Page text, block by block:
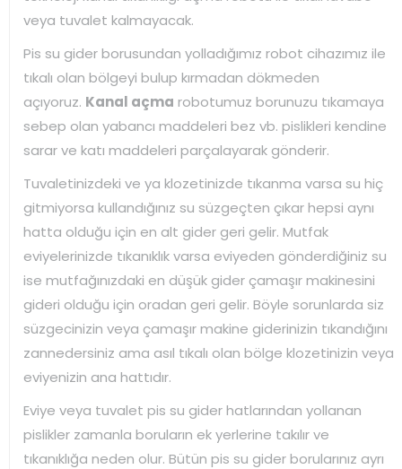
veya tuvalet kalmayacak.
Pis su gider borusundan yolladığımız robot cihazımız ile
tıkalı olan bölgeyi bulup kırmadan dökmeden
açıyoruz. Kanal açma robotumuz borunuzu tıkamaya
sebep olan yabancı maddeleri bez vb. pislikleri kendine
sarar ve katı maddeleri parçalayarak gönderir.
Tuvaletinizdeki ve ya klozetinizde tıkanma varsa su hiç
gitmiyorsa kullandığınız su süzgeçten çıkar hepsi aynı
hatta olduğu için en alt gider geri gelir. Mutfak
eviyelerinizde tıkanıklık varsa eviyeden gönderdiğiniz su
ise mutfağınızdaki en düşük gider çamaşır makinesini
gideri olduğu için oradan geri gelir. Böyle sorunlarda siz
süzgecinizin veya çamaşır makine giderinizin tıkandığını
zannedersiniz ama asıl tıkalı olan bölge klozetinizin veya
eviyenizin ana hattıdır.
Eviye veya tuvalet pis su gider hatlarından yollanan
pislikler zamanla boruların ek yerlerine takılır ve
tıkanıklığa neden olur. Bütün pis su gider borularınız ayrı